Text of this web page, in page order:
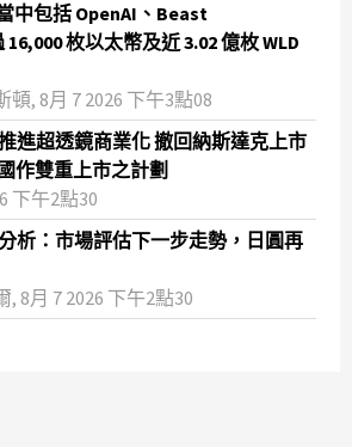
中包括 OpenAI、Beast
枚以太幣及近 3.02 億枚 WLD
, 8月 7 2026 下午3點08
進超透鏡商業化 撤回納斯達克上市
作雙重上市之計劃
下午2點30
析：市場評估下一步走勢，日圓再
8月 7 2026 下午2點30